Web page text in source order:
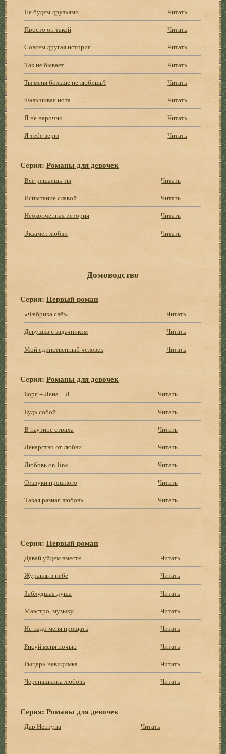
Не будем друзьями
Читать
Просто он такой
Читать
Совсем другая история
Читать
Так не бывает
Читать
Ты меня больше не любишь?
Читать
Фальшивая нота
Читать
Я не нарочно
Читать
Я тебе верю
Читать
Серия:Романы для девочек
Все решаешь ты
Читать
Испытание славой
Читать
Неоконченная история
Читать
Экзамен любви
Читать
Домоводство
Серия:Первый роман
«Фабрика слёз»
Читать
Девушка с задачником
Читать
Мой единственный человек
Читать
Серия:Романы для девочек
Боря + Лена = Л…
Читать
Будь собой
Читать
В паутине страха
Читать
Лекарство от любви
Читать
Любовь on-line
Читать
Отзвуки прошлого
Читать
Такая разная любовь
Читать
Серия:Первый роман
Давай уйдем вместе
Читать
Журавль в небе
Читать
Заблудшая душа
Читать
Маэстро, музыку!
Читать
Не надо меня прощать
Читать
Рисуй меня ночью
Читать
Рыцарь-невидимка
Читать
Черепашкина любовь
Читать
Серия:Романы для девочек
Дар Нептуна Читать